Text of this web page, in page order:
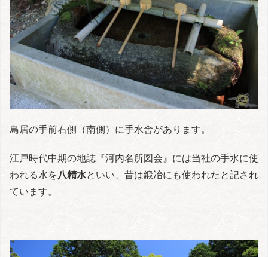
鳥居の手前右側（南側）に手水舎があります。
江戸時代中期の地誌『河内名所図会』には当社の手水に使
われる水を八精水といい、昔は鍛冶にも使われたと記され
ています。